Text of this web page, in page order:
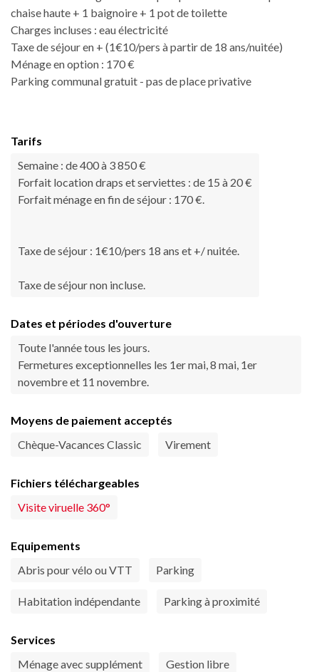
chaise haute + 1 baignoire + 1 pot de toilette
Charges incluses : eau électricité
Taxe de séjour en + (1€10/pers à partir de 18 ans/nuitée)
Ménage en option : 170 €
Parking communal gratuit - pas de place privative
Tarifs
Semaine : de 400 à 3 850 €
Forfait location draps et serviettes : de 15 à 20 €
Forfait ménage en fin de séjour : 170 €.
Taxe de séjour : 1€10/pers 18 ans et +/ nuitée.
Taxe de séjour non incluse.
Dates et périodes d'ouverture
Toute l'année tous les jours.
Fermetures exceptionnelles les 1er mai, 8 mai, 1er
novembre et 11 novembre.
Moyens de paiement acceptés
Chèque-Vacances Classic
Virement
Fichiers téléchargeables
Visite viruelle 360°
Equipements
Abris pour vélo ou VTT
Parking
Habitation indépendante Parking à proximité
Services
Ménage avec supplément
Gestion libre